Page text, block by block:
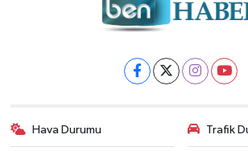
Hava Durumu Trafik